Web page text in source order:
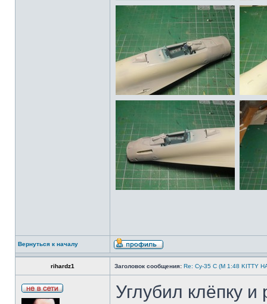
Вернуться к началу
rihardz1 Заголовок сообщения: Re: Су-35 С (М 1:48 KITTY
Углубил клёпку